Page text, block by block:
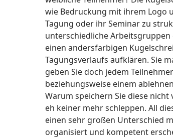
wie Bedruckung mit ihrem Logo
Tagung oder ihr Seminar zu
unterschiedliche Arbeitsgruppen
einen andersfarbigen
Tagungsverlaufs aufklären. Sie
geben Sie doch jedem
beziehungsweise einem
Warum speichern Sie diese
eh keiner mehr schleppen. All
einen sehr großen Unterschied
organisiert und kompetent